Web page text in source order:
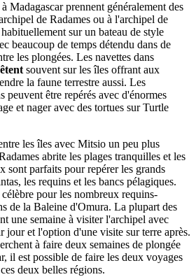
Madagascar prennent généralement des
de Radames ou à l'archipel de
sur un bateau de style
beaucoup de temps détendu dans de
les plongées. Les navettes dans
souvent sur les îles offrant aux
la faune terrestre aussi. Les
peuvent être repérés avec d'énormes
et nager avec des tortues sur Turtle
les îles avec Mitsio un peu plus
abrite les plages tranquilles et les
sont parfaits pour repérer les grands
les requins et les bancs pélagiques.
pour les nombreux requins-
de la Baleine d'Omura. La plupart des
une semaine à visiter l'archipel avec
jour et l'option d'une visite sur terre après.
à faire deux semaines de plongée
il est possible de faire les deux voyages
deux belles régions.